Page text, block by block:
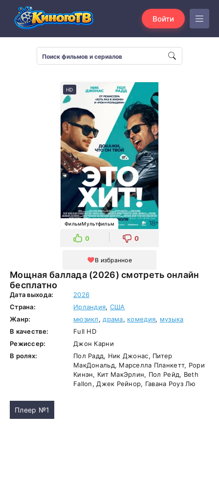
Войти
Мощная баллада (2026) смотреть онлайн
бесплатно
HD
ФильмМультфильм
0 0
В избранное
Дата выхода:
2026
Страна:
Ирландия, США
Жанр:
мюзикл, драма, комедия, музыка
В качестве:
Full HD
Режиссер:
Джон Карни
В ролях:
Пол Радд, Ник Джонас, Питер
МакДональд, Марселла Планкетт, Рори
Кинэн, Кит МакЭрлин, Пол Рейд, Beth
Fallon, Джек Рейнор, Гавана Роуз Лю
Плеер №1